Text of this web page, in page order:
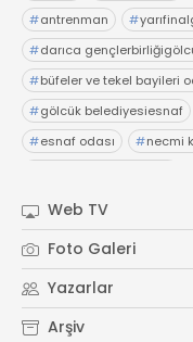
#antrenman #
#darıca
#büfeler ve tekel bayileri
#gölcük belediyesiesnaf
#esnaf odası #necmi
Web TV
Foto Galeri
Yazarlar
Arşiv